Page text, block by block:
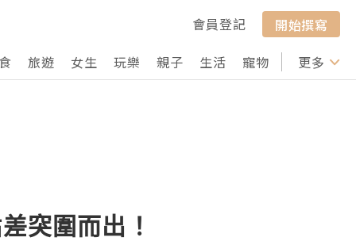
會員登記
開始撰寫
旅遊 女生 玩樂 親子 生活 寵物 行山 打卡
更多
突圍而出！